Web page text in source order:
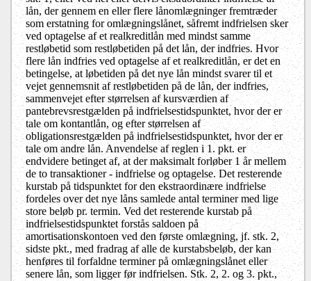
lån, der gennem en eller flere lånomlægninger fremtræder
som erstatning for omlægningslånet, såfremt indfrielsen sker
ved optagelse af et realkreditlån med mindst samme
restløbetid som restløbetiden på det lån, der indfries. Hvor
flere lån indfries ved optagelse af et realkreditlån, er det en
betingelse, at løbetiden på det nye lån mindst svarer til et
vejet gennemsnit af restløbetiden på de lån, der indfries,
sammenvejet efter størrelsen af kursværdien af
pantebrevsrestgælden på indfrielsestidspunktet, hvor der er
tale om kontantlån, og efter størrelsen af
obligationsrestgælden på indfrielsestidspunktet, hvor der er
tale om andre lån. Anvendelse af reglen i 1. pkt. er
endvidere betinget af, at der maksimalt forløber 1 år mellem
de to transaktioner - indfrielse og optagelse. Det resterende
kurstab på tidspunktet for den ekstraordinære indfrielse
fordeles over det nye låns samlede antal terminer med lige
store beløb pr. termin. Ved det resterende kurstab på
indfrielsestidspunktet forstås saldoen på
amortisationskontoen ved den første omlægning, jf. stk. 2,
sidste pkt., med fradrag af alle de kurstabsbeløb, der kan
henføres til forfaldne terminer på omlægningslånet eller
senere lån, som ligger før indfrielsen. Stk. 2, 2. og 3. pkt.,